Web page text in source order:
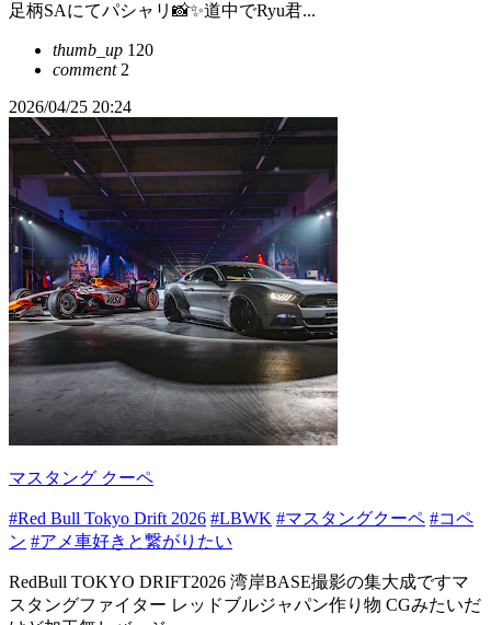
足柄SAにてパシャリ📸✨道中でRyu君...
thumb_up 120
comment2
2026/04/25 20:24
マスタング クーペ
#Red Bull Tokyo Drift 2026 #LBWK #マスタングクーペ #コペ
ン #アメ車好きと繋がりたい
RedBull TOKYO DRIFT2026 湾岸BASE撮影の集大成ですマ
スタングファイター レッドブルジャパン作り物 CGみたいだ